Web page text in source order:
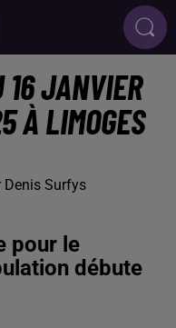
16 JANVIER
À LIMOGES
Denis Surfys
pour le
débute